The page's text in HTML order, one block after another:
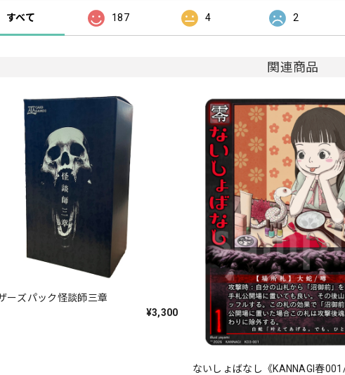
すべて 187 4 2
関連商品
ーズパック怪談師三章
¥3,300
ないしょばなし《KANNAGI春